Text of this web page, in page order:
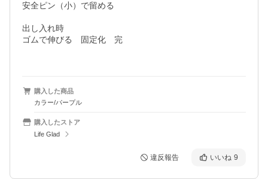
安全ピン（小）で留める
出し入れ時
ゴムで伸びる　固定化　完
購入した商品
カラー/パープル
購入したストア
Life Glad
違反報告 いいね 9